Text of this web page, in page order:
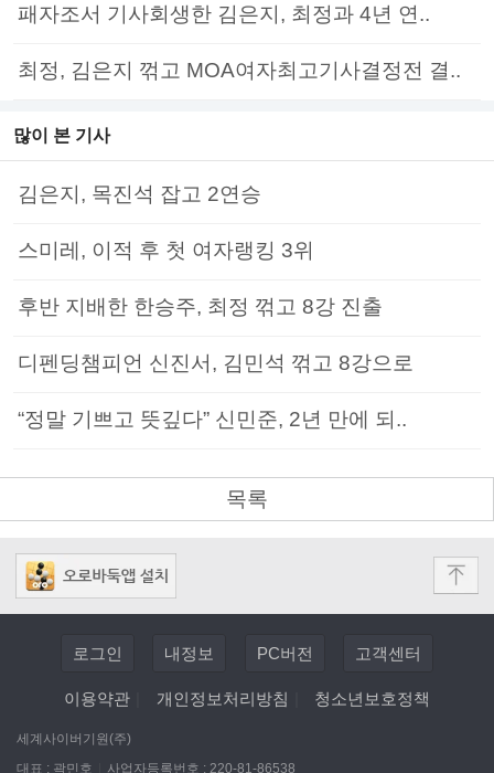
패자조서 기사회생한 김은지, 최정과 4년 연..
최정, 김은지 꺾고 MOA여자최고기사결정전 결..
많이 본 기사
김은지, 목진석 잡고 2연승
스미레, 이적 후 첫 여자랭킹 3위
후반 지배한 한승주, 최정 꺾고 8강 진출
디펜딩챔피언 신진서, 김민석 꺾고 8강으로
“정말 기쁘고 뜻깊다” 신민준, 2년 만에 되..
목록
로그인 내정보 PC버전 고객센터
이용약관 개인정보처리방침 청소년보호정책
세계사이버기원(주)
대표 : 곽민호
사업자등록번호 : 220-81-86538